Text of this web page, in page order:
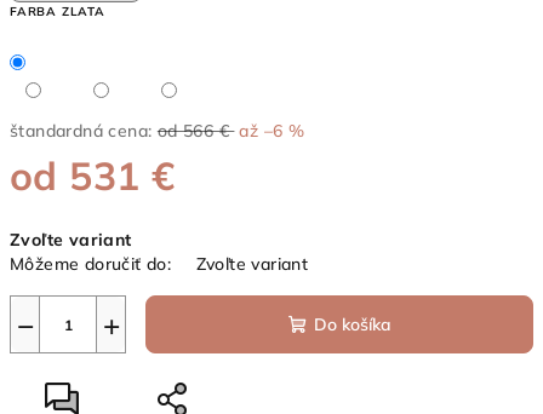
FARBA ZLATA
štandardná cena: od 566 € až –6 %
od 531 €
cena:
Zvoľte variant
Môžeme doručiť do:
Zvoľte variant
+
− Do košíka